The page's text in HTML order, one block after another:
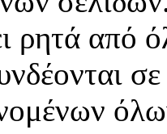
ρητά από